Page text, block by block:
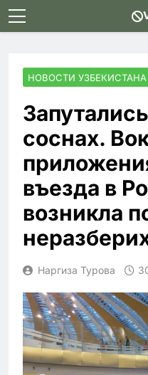
Skip
to
НОВОСТИ УЗБЕКИСТАНА
соснах.
въезда в
возникла
Наргиза Турова